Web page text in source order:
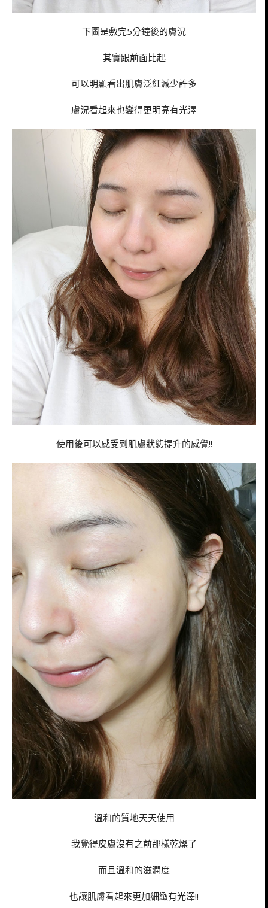
下圖是敷完5分鐘後的膚況
其實跟前面比起
可以明顯看出肌膚泛紅減少許多
膚況看起來也變得更明亮有光澤
使用後可以感受到肌膚狀態提升的感覺!!
溫和的質地天天使用
我覺得皮膚沒有之前那樣乾燥了
而且溫和的滋潤度
也讓肌膚看起來更加細緻有光澤!!